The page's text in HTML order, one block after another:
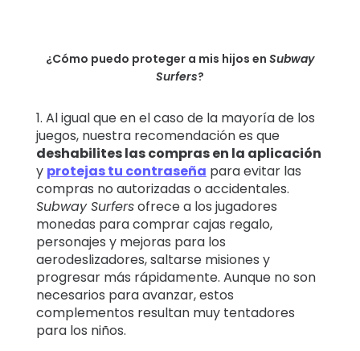
¿Cómo puedo proteger a mis hijos en Subway
Surfers?
1. Al igual que en el caso de la mayoría de los
juegos, nuestra recomendación es que
deshabilites las compras en la aplicación
y protejas tu contraseña para evitar las
compras no autorizadas o accidentales.
Subway Surfersofrece a los jugadores
monedas para comprar cajas regalo,
personajes y mejoras para los
aerodeslizadores, saltarse misiones y
progresar más rápidamente. Aunque no son
necesarios para avanzar, estos
complementos resultan muy tentadores
para los niños.